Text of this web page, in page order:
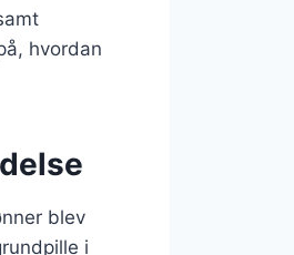
hvordan
blev
i